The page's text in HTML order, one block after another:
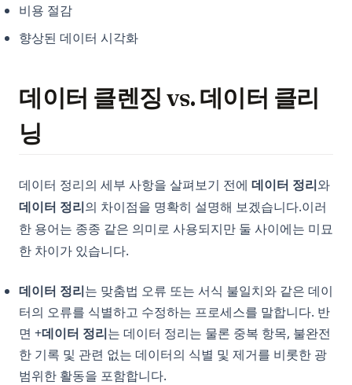
비용 절감
향상된 데이터 시각화
데이터 클렌징 vs. 데이터 클리
닝
데이터 정리의 세부 사항을 살펴보기 전에 데이터 정리와
데이터 정리의 차이점을 명확히 설명해 보겠습니다.이러
한 용어는 종종 같은 의미로 사용되지만 둘 사이에는 미묘
한 차이가 있습니다.
데이터 정리는 맞춤법 오류 또는 서식 불일치와 같은 데이
터의 오류를 식별하고 수정하는 프로세스를 말합니다. 반
면 +데이터 정리는 데이터 정리는 물론 중복 항목, 불완전
한 기록 및 관련 없는 데이터의 식별 및 제거를 비롯한 광
범위한 활동을 포함합니다.